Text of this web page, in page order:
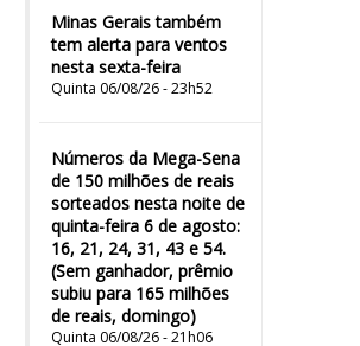
Minas Gerais também
tem alerta para ventos
nesta sexta-feira
Quinta 06/08/26 - 23h52
Números da Mega-Sena
de 150 milhões de reais
sorteados nesta noite de
quinta-feira 6 de agosto:
16, 21, 24, 31, 43 e 54.
(Sem ganhador, prêmio
subiu para 165 milhões
de reais, domingo)
Quinta 06/08/26 - 21h06